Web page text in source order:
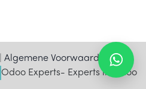
Algemene Voorwaarden
Odoo Experts- Experts in Odoo